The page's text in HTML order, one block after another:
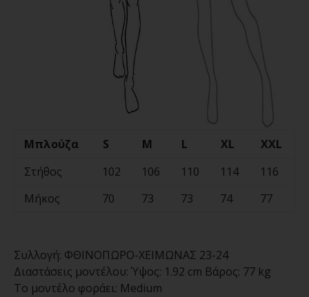
Μπλούζα S M L XL
XXL
Στήθος
102 106 110 114
116
Μήκος
70 73 73 74 77
Συλλογή: ΦΘΙΝΟΠΩΡΟ-ΧΕΙΜΩΝΑΣ 23-24
Διαστάσεις μοντέλου: Ύψος: 1.92 cm Βάρος: 77 kg
Το μοντέλο φοράει: Medium